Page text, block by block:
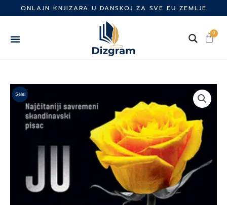
to
ONLAJN KNJIZARA U DANSKOJ ZA SVE EU ZEMLJE
0
Cart
Sale!